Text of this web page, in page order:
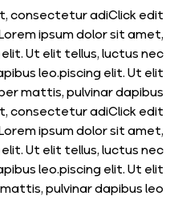
amet, consectetur
Lorem ipsum dolor sit
elit. Ut elit tellus,
dapibus leo.piscing elit.
mattis, pulvinar
amet, consectetur
Lorem ipsum dolor sit
elit. Ut elit tellus,
dapibus leo.piscing elit.
mattis, pulvinar